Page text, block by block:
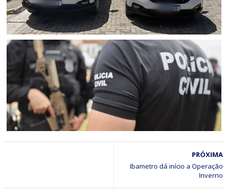
POLICIAL
Polícia Civil apreende picape clonada em Senhor do
Bonfim (BA)
Mulher suspeita de aplicar golpes que fez ao menos 25
vítimas idosas em Curaçá é presa pela Polícia Civil em
PRÓXIMA
Ibametro dá início a Operação